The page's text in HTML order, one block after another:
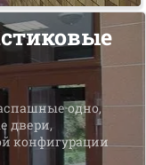
одно,
двери,
конфигурации